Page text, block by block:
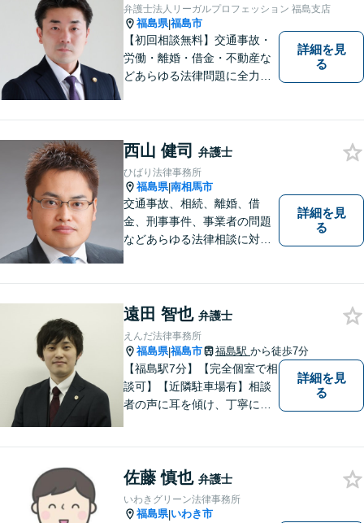
弁護士法人リーガルプロフェッション 福島支店
福島県|福島市
【初回相談無料】交通事故・
労働・離婚・借金・不動産な
どあらゆる法律問題に全力を
す。お困りの方はまずはご相
談ください。
詳細を見
る
西山 健司 弁護士
ひばり法律事務所
福島県|南相馬市
交通事故、相続、離婚、借
金、刑事事件、事業者の問題
などあらゆる法律相談に対応
ごとがありましたら、まずは
ご相談ください。
詳細を見
る
遠田 智也 弁護士
えんだ法律事務所
福島県|福島市 福島駅 から徒歩7分
【福島駅7分】【完全個室で相
談可】【近隣駐車場有】相談
者の声に耳を傾け、丁寧にわ
った」と思っていただけるよ
うに全力を尽くしていきま
す。
詳細を見
る
佐藤 慎也 弁護士
いわきグリーン法律事務所
福島県|いわき市